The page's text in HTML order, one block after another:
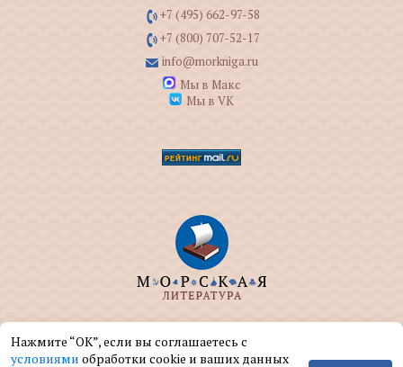
+7 (495) 662-97-58
+7 (800) 707-52-17
info@morkniga.ru
Мы в Макс
Мы в VK
ООО "МОРКНИГА" занимается изданием и
реализацией книг на морскую тематику.
Нажмите “ОК”, если вы соглашаетесь с
условиями обработки cookie и ваших данных